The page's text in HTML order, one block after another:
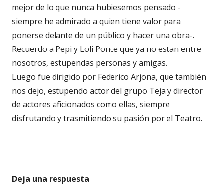
mejor de lo que nunca hubiesemos pensado -
siempre he admirado a quien tiene valor para
ponerse delante de un público y hacer una obra-.
Recuerdo a Pepi y Loli Ponce que ya no estan entre
nosotros, estupendas personas y amigas.
Luego fue dirigido por Federico Arjona, que también
nos dejo, estupendo actor del grupo Teja y director
de actores aficionados como ellas, siempre
disfrutando y trasmitiendo su pasión por el Teatro.
Deja una respuesta